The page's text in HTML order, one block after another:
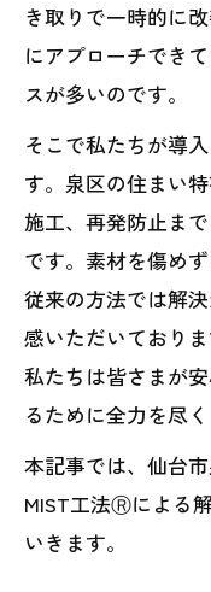
き取りで一時的に
にアプローチでき
スが多いのです。
そこで私たちが導
す。泉区の住まい
施工、再発防止ま
です。素材を傷め
従来の方法では解
感いただいており
私たちは皆さまが
るために全力を尽く
本記事では、仙台
MIST工法Ⓡによる
いきます。